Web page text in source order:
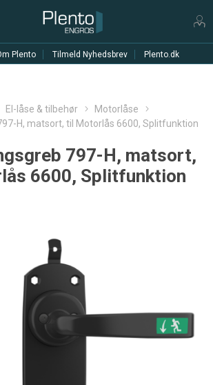
Plento Tilmeld Nyhedsbrev Plento.dk
El-låse & tilbehør
Motorlåse
H, matsort, til Motorlås 6600, Splitfunktion
797-H, matsort,
6600, Splitfunktion